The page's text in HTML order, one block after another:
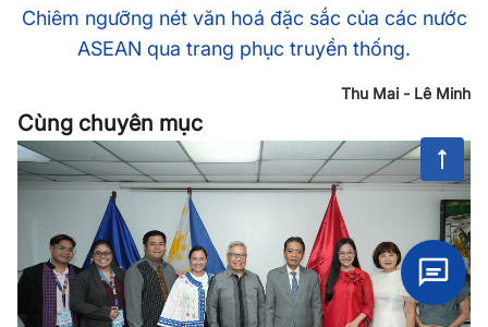
Chiêm ngưỡng nét văn hoá đặc sắc của các nước
ASEAN qua trang phục truyền thống.
Thu Mai - Lê Minh
Cùng chuyên mục